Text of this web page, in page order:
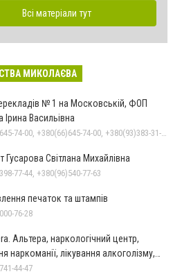
Всі матеріали тут
МИКОЛАЄВА
№ 1 на Московській, ФОП
Ірина Васильівна
Гусарова Світлана Михайлівна
77-44, +380(96)540-77-63
печаток та штампів
76-28
Альтера, наркологічний центр,
наркоманії, лікування алкоголізму,
44-47